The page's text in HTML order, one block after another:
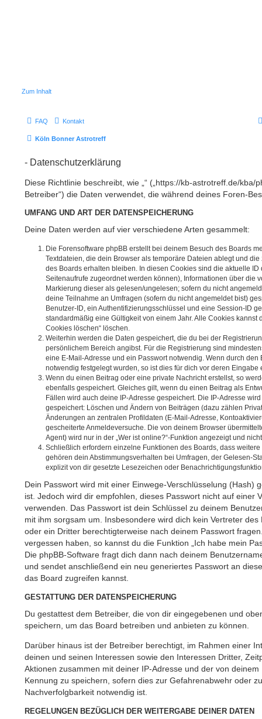
Zum Inhalt
FAQ Kontakt
Köln Bonner Astrotreff
- Datenschutzerklärung
Diese Richtlinie beschreibt, wie „“ („https://kb-astrotreff.de/kba/
Betreiber“) die Daten verwendet, die während deines Foren-
UMFANG UND ART DER DATENSPEICHERUNG
Deine Daten werden auf vier verschiedene Arten gesammelt:
Die Forensoftware phpBB erstellt bei deinem Besuch des Boards
Textdateien, die dein Browser als temporäre Dateien ablegt und
des Boards erhalten bleiben. In diesen Cookies sind die aktuelle
Seitenaufrufe zugeordnet werden können), Informationen über die
Markierung dieser als gelesen/ungelesen; sofern du nicht
deine Teilnahme an Umfragen (sofern du nicht angemeldet bist)
Benutzer-ID, ein Authentifizierungsschlüssel und eine Session-ID
standardmäßig eine Gültigkeit von einem Jahr. Alle Cookies kannst
Cookies löschen“ löschen.
Weiterhin werden die Daten gespeichert, die du bei der
persönlichem Bereich angibst. Für die Registrierung sind
eine E-Mail-Adresse und ein Passwort notwendig. Wenn durch den
notwendig festgelegt wurden, so ist dies für dich vor deren Eingabe
Wenn du einen Beitrag oder eine private Nachricht erstellst, so
ebenfalls gespeichert. Gleiches gilt, wenn du einen Beitrag als
Fällen wird auch deine IP-Adresse gespeichert. Die IP-Adresse
gespeichert: Löschen und Ändern von Beiträgen (dazu zählen
Änderungen an zentralen Profildaten (E-Mail-Adresse,
gescheiterte Anmeldeversuche. Die von deinem Browser
Agent) wird nur in der „Wer ist online?“-Funktion angezeigt und
Schließlich erfordern einzelne Funktionen des Boards, dass
gehören dein Abstimmungsverhalten bei Umfragen, der Gelesen-
explizit von dir gesetzte Lesezeichen oder
Dein Passwort wird mit einer Einwege-Verschlüsselung (Hash)
ist. Jedoch wird dir empfohlen, dieses Passwort nicht auf einer
verwenden. Das Passwort ist dein Schlüssel zu deinem
mit ihm sorgsam um. Insbesondere wird dich kein Vertreter
oder ein Dritter berechtigterweise nach deinem Passwort
vergessen haben, so kannst du die Funktion „Ich habe mein
Die phpBB-Software fragt dich dann nach deinem
und sendet anschließend ein neu generiertes Passwort an
das Board zugreifen kannst.
GESTATTUNG DER DATENSPEICHERUNG
Du gestattest dem Betreiber, die von dir eingegebenen und
speichern, um das Board betreiben und anbieten zu können.
Darüber hinaus ist der Betreiber berechtigt, im Rahmen einer
deinen und seinen Interessen sowie den Interessen Dritter,
Aktionen zusammen mit deiner IP-Adresse und der von
Kennung zu speichern, sofern dies zur Gefahrenabwehr oder
Nachverfolgbarkeit notwendig ist.
REGELUNGEN BEZÜGLICH DER WEITERGABE DEINER DATEN